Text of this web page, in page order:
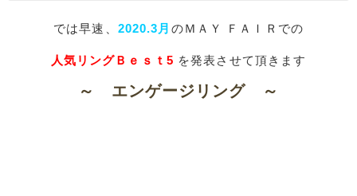
では早速、 2020.3 月 のＭＡＹ ＦＡＩＲでの
人気リングＢｅｓｔ5 を発表させて頂きます​
～ エンゲージリング ～